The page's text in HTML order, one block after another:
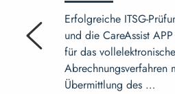
Erfolgreiche ITSG-
und die CareAssist
für das vollelektronische
Abrechnungsverfahren
Übermittlung des …